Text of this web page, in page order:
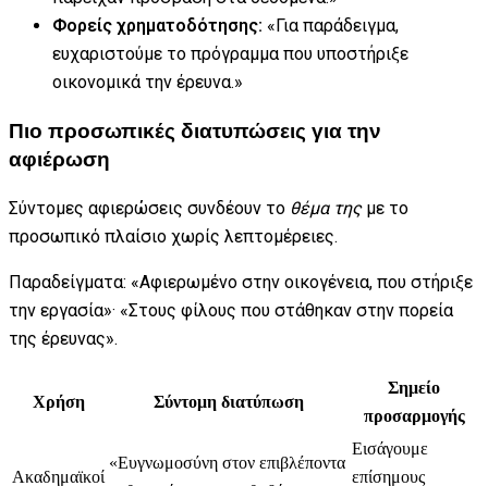
Φορείς χρηματοδότησης: «Για παράδειγμα,
ευχαριστούμε το πρόγραμμα που υποστήριξε
οικονομικά την έρευνα.»
Πιο προσωπικές διατυπώσεις για την
αφιέρωση
Σύντομες αφιερώσεις συνδέουν το θέμα τηςμε το
προσωπικό πλαίσιο χωρίς λεπτομέρειες.
Παραδείγματα: «Αφιερωμένο στην οικογένεια, που στήριξε
την εργασία»· «Στους φίλους που στάθηκαν στην πορεία
της έρευνας».
Χρήση Σύντομη διατύπωση
Σημείο
προσαρμογής
Ακαδημαϊκοί
«Ευγνωμοσύνη στον επιβλέποντα
Εισάγουμε
επίσημους